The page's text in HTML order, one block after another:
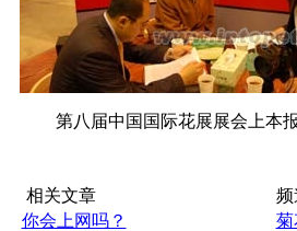
第八届中国国际花展展会上本
相关文章
你会上网吗？
频
菊